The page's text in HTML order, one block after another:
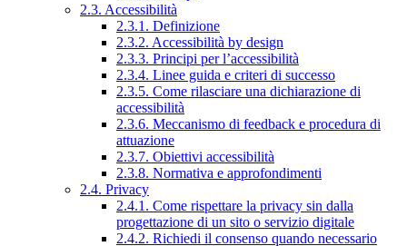
2.3. Accessibilità
2.3.1. Definizione
2.3.2. Accessibilità by design
2.3.3. Principi per l’accessibilità
2.3.4. Linee guida e criteri di successo
2.3.5. Come rilasciare una dichiarazione di
accessibilità
2.3.6. Meccanismo di feedback e procedura di
attuazione
2.3.7. Obiettivi accessibilità
2.3.8. Normativa e approfondimenti
2.4. Privacy
2.4.1. Come rispettare la privacy sin dalla
progettazione di un sito o servizio digitale
2.4.2. Richiedi il consenso quando necessario